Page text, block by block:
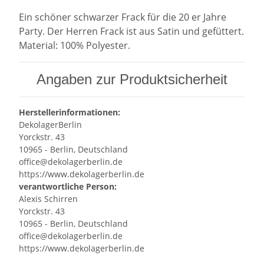
Ein schöner schwarzer Frack für die 20 er Jahre
Party. Der Herren Frack ist aus Satin und gefüttert.
Material: 100% Polyester.
Angaben zur Produktsicherheit
Herstellerinformationen:
DekolagerBerlin
Yorckstr. 43
10965 - Berlin, Deutschland
office@dekolagerberlin.de
https://www.dekolagerberlin.de
verantwortliche Person:
Alexis Schirren
Yorckstr. 43
10965 - Berlin, Deutschland
office@dekolagerberlin.de
https://www.dekolagerberlin.de